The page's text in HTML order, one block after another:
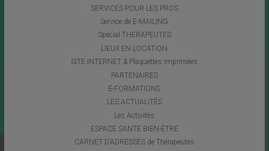
SERVICES POUR LES PROS
Service de E-MAILING
Spécial THERAPEUTES
LIEUX EN LOCATION
SITE INTERNET & Plaquettes imprimées
PARTENAIRES
E-FORMATIONS
LES ACTUALITÉS
Les Activités
ESPACE SANTE BIEN-ÊTRE
CARNET D’ADRESSES de Thérapeutes